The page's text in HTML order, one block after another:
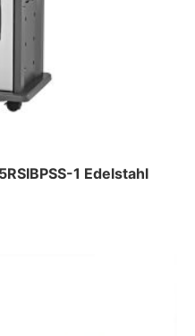
1 Edelstahl